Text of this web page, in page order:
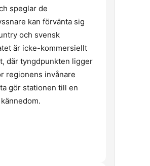
speglar de
kan förvänta sig
och svensk
är icke-kommersiellt
där tyngdpunkten ligger
regionens invånare
gör stationen till en